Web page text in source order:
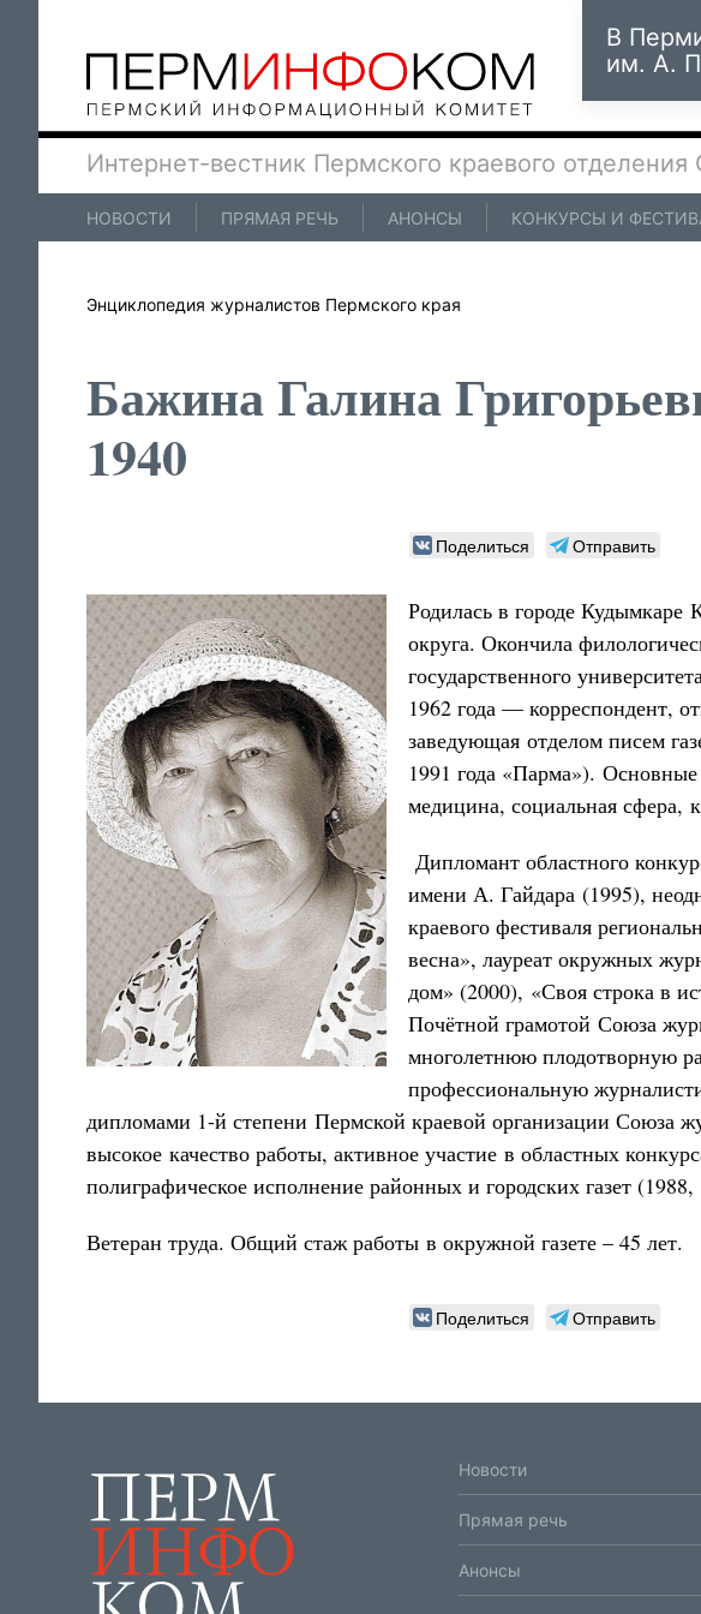
В
им. А.
Интернет-вестник Пермского краевого
НОВОСТИ ПРЯМАЯ РЕЧЬ АНОНСЫ КОНКУРСЫ И
Энциклопедия журналистов Пермского края
Бажина Галина
1940
Поделиться Отправить
Родилась в городе Кудымкаре
округа. Окончила
государственного
1962 года — корреспондент,
заведующая отделом писем
1991 года «Парма»).
медицина, социальная сфера,
Дипломант областного
имени А. Гайдара (1995),
краевого фестиваля
весна», лауреат окружных
дом» (2000), «Своя строка в
Почётной грамотой Союза
многолетнюю плодотворную
профессиональную
дипломами 1-й степени Пермской краевой организации Союза
высокое качество работы, активное участие в областных
полиграфическое исполнение районных и городских газет
Ветеран труда. Общий стаж работы в окружной газете – 45 лет.
Поделиться Отправить
Новости
Прямая речь
Анонсы